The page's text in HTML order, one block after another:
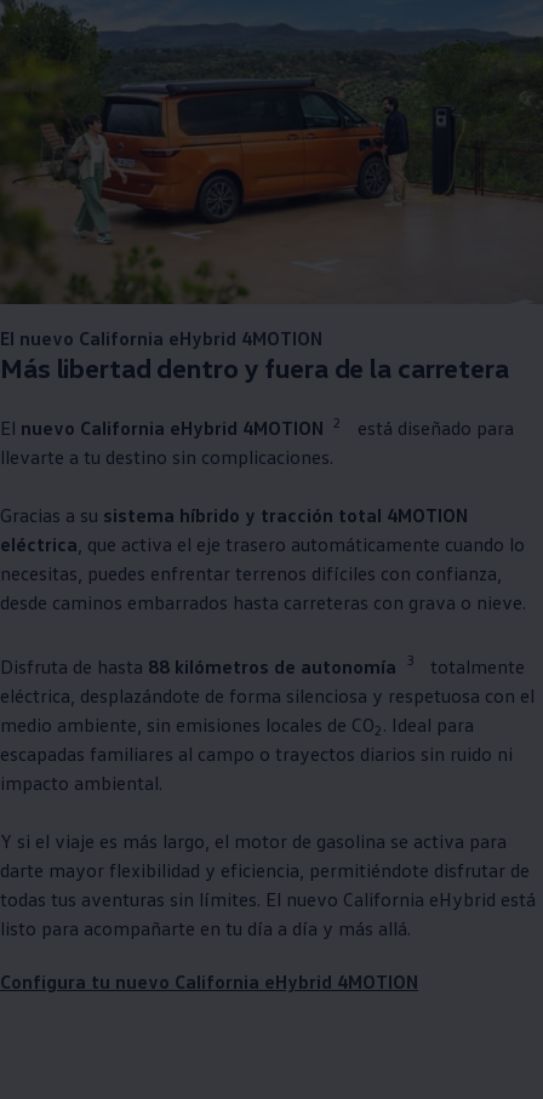
El nuevo California eHybrid 4MOTION
Más libertad dentro y fuera de la carretera
El nuevo California eHybrid 4MOTION 2
está diseñado para
llevarte a tu destino sin complicaciones.
Gracias a su sistema híbrido y tracción total 4MOTION
eléctrica, que activa el eje trasero automáticamente cuando lo
necesitas, puedes enfrentar terrenos difíciles con confianza,
desde caminos embarrados hasta carreteras con grava o nieve.
Disfruta de hasta 88 kilómetros de autonomía 3
totalmente
eléctrica, desplazándote de forma silenciosa y respetuosa con el
medio ambiente, sin emisiones locales de CO2 . Ideal para
escapadas familiares al campo o trayectos diarios sin ruido ni
impacto ambiental.
Y si el viaje es más largo, el motor de gasolina se activa para
darte mayor flexibilidad y eficiencia, permitiéndote disfrutar de
todas tus aventuras sin límites. El nuevo California eHybrid está
listo para acompañarte en tu día a día y más allá.
Configura tu nuevo California eHybrid 4MOTION